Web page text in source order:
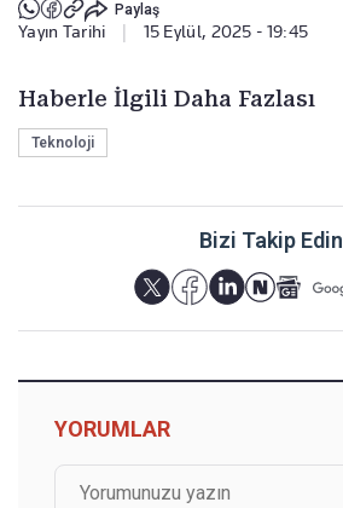
Paylaş
Yayın Tarihi 15 Eylül, 2025 - 19:45
Haberle İlgili Daha Fazlası
Teknoloji
Bizi Takip Edin
YORUMLAR